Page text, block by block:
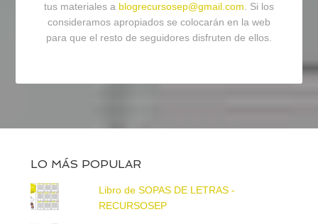
tus materiales a blogrecursosep@gmail.com. Si los
consideramos apropiados se colocarán en la web
para que el resto de seguidores disfruten de ellos.
LO MÁS POPULAR
Libro de SOPAS DE LETRAS -
RECURSOSEP